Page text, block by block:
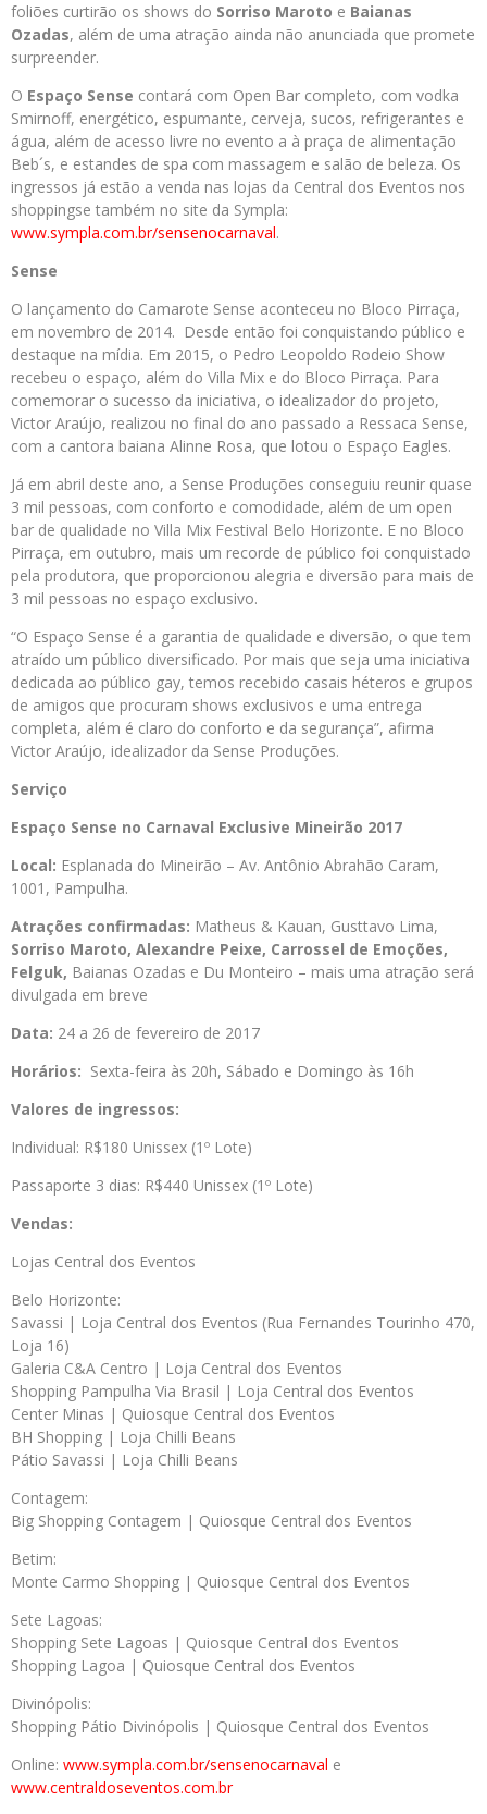
foliões curtirão os shows do Sorriso Maroto e Baianas
Ozadas, além de uma atração ainda não anunciada que promete
surpreender.
O Espaço Sense contará com Open Bar completo, com vodka
Smirnoff, energético, espumante, cerveja, sucos, refrigerantes e
água, além de acesso livre no evento a à praça de alimentação
Beb´s, e estandes de spa com massagem e salão de beleza. Os
ingressos já estão a venda nas lojas da Central dos Eventos nos
shoppingse também no site da Sympla:
www.sympla.com.br/sensenocarnaval.
Sense
O lançamento do Camarote Sense aconteceu no Bloco Pirraça,
em novembro de 2014. Desde então foi conquistando público e
destaque na mídia. Em 2015, o Pedro Leopoldo Rodeio Show
recebeu o espaço, além do Villa Mix e do Bloco Pirraça. Para
comemorar o sucesso da iniciativa, o idealizador do projeto,
Victor Araújo, realizou no final do ano passado a Ressaca Sense,
com a cantora baiana Alinne Rosa, que lotou o Espaço Eagles.
Já em abril deste ano, a Sense Produções conseguiu reunir quase
3 mil pessoas, com conforto e comodidade, além de um open
bar de qualidade no Villa Mix Festival Belo Horizonte. E no Bloco
Pirraça, em outubro, mais um recorde de público foi conquistado
pela produtora, que proporcionou alegria e diversão para mais de
3 mil pessoas no espaço exclusivo.
“O Espaço Sense é a garantia de qualidade e diversão, o que tem
atraído um público diversificado. Por mais que seja uma iniciativa
dedicada ao público gay, temos recebido casais héteros e grupos
de amigos que procuram shows exclusivos e uma entrega
completa, além é claro do conforto e da segurança”, afirma
Victor Araújo, idealizador da Sense Produções.
Serviço
Espaço Sense no Carnaval Exclusive Mineirão 2017
Local: Esplanada do Mineirão – Av. Antônio Abrahão Caram,
1001, Pampulha.
Atrações confirmadas: Matheus & Kauan, Gusttavo Lima,
Sorriso Maroto, Alexandre Peixe, Carrossel de Emoções,
Felguk, Baianas Ozadas e Du Monteiro – mais uma atração será
divulgada em breve
Data: 24 a 26 de fevereiro de 2017
Horários: Sexta-feira às 20h, Sábado e Domingo às 16h
Valores de ingressos:
Individual: R$180 Unissex (1º Lote)
Passaporte 3 dias: R$440 Unissex (1º Lote)
Vendas:
Lojas Central dos Eventos
Belo Horizonte:
Savassi | Loja Central dos Eventos (Rua Fernandes Tourinho 470,
Loja 16)
Galeria C&A Centro | Loja Central dos Eventos
Shopping Pampulha Via Brasil | Loja Central dos Eventos
Center Minas | Quiosque Central dos Eventos
BH Shopping | Loja Chilli Beans
Pátio Savassi | Loja Chilli Beans
Contagem:
Big Shopping Contagem | Quiosque Central dos Eventos
Betim:
Monte Carmo Shopping | Quiosque Central dos Eventos
Sete Lagoas:
Shopping Sete Lagoas | Quiosque Central dos Eventos
Shopping Lagoa | Quiosque Central dos Eventos
Divinópolis:
Shopping Pátio Divinópolis | Quiosque Central dos Eventos
Online: www.sympla.com.br/sensenocarnaval e
www.centraldoseventos.com.br